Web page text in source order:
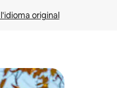
original